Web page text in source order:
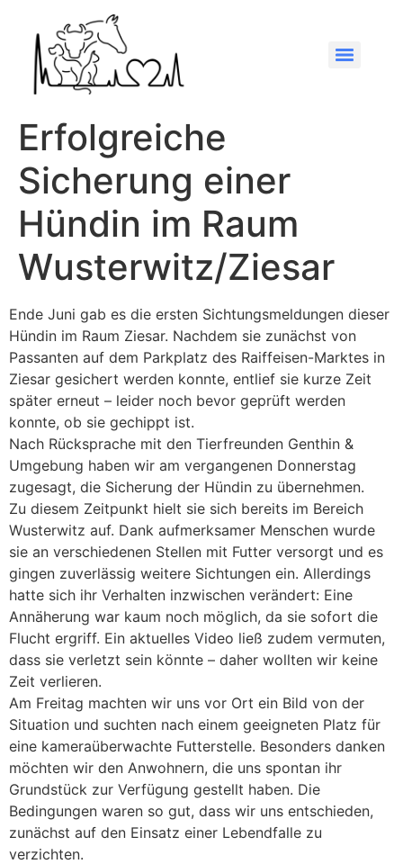
Erfolgreiche
Sicherung einer
Hündin im Raum
Wusterwitz/Ziesar
Ende Juni gab es die ersten Sichtungsmeldungen dieser
Hündin im Raum Ziesar. Nachdem sie zunächst von
Passanten auf dem Parkplatz des Raiffeisen-Marktes in
Ziesar gesichert werden konnte, entlief sie kurze Zeit
später erneut – leider noch bevor geprüft werden
konnte, ob sie gechippt ist.
Nach Rücksprache mit den Tierfreunden Genthin &
Umgebung haben wir am vergangenen Donnerstag
zugesagt, die Sicherung der Hündin zu übernehmen.
Zu diesem Zeitpunkt hielt sie sich bereits im Bereich
Wusterwitz auf. Dank aufmerksamer Menschen wurde
sie an verschiedenen Stellen mit Futter versorgt und es
gingen zuverlässig weitere Sichtungen ein. Allerdings
hatte sich ihr Verhalten inzwischen verändert: Eine
Annäherung war kaum noch möglich, da sie sofort die
Flucht ergriff. Ein aktuelles Video ließ zudem vermuten,
dass sie verletzt sein könnte – daher wollten wir keine
Zeit verlieren.
Am Freitag machten wir uns vor Ort ein Bild von der
Situation und suchten nach einem geeigneten Platz für
eine kameraüberwachte Futterstelle. Besonders danken
möchten wir den Anwohnern, die uns spontan ihr
Grundstück zur Verfügung gestellt haben. Die
Bedingungen waren so gut, dass wir uns entschieden,
zunächst auf den Einsatz einer Lebendfalle zu
verzichten.